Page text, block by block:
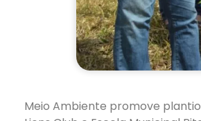
Meio Ambiente promove